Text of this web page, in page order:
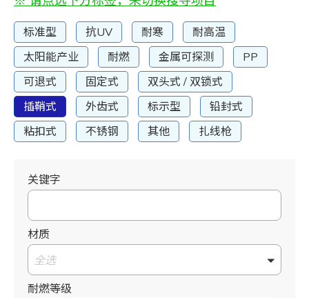
标准型 抗UV 耐寒
耐高温
太阳能产业
耐燃 金属可探测
PP
可退式
固定式
双头式 / 双锁式
插鞘式
外齿式 标示型
铅封式
粘扣式
不锈钢 其他 扎线枪
关键字
材质
全选
耐燃等级